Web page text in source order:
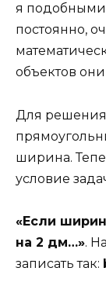
я подобными
постоянно,
объектов
Для решения
ширина.
условие
«Если
на 2 дм…».
записать так: